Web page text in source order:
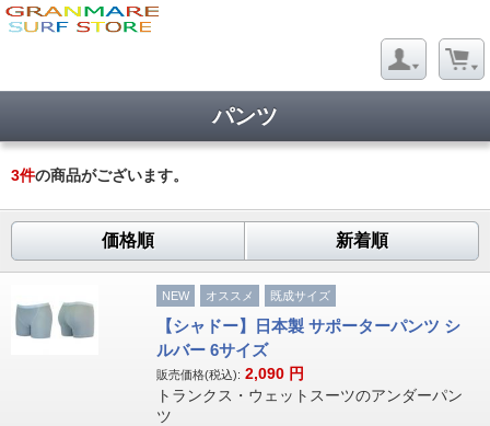
パンツ
3件の商品がございます。
価格順 新着順
NEW オススメ 既成サイズ
【シャドー】日本製 サポーターパンツ シ
ルバー 6サイズ
販売価格(税込): 2,090 円
トランクス・ウェットスーツのアンダーパン
ツ